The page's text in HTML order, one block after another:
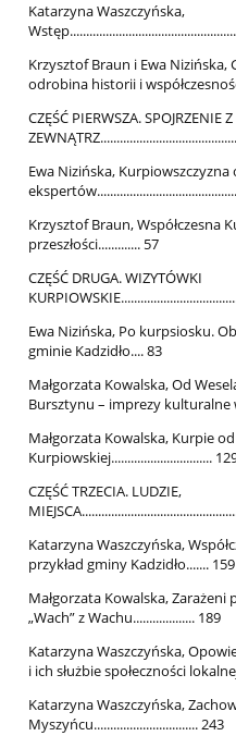
Katarzyna Waszczyńska,
Krzysztof Braun i Ewa Nizińska,
odrobina historii i
CZĘŚĆ PIERWSZA. SPOJRZENIE Z
Ewa Nizińska, Kurpiowszczyzna
Krzysztof Braun, Współczesna
przeszłości............. 57
CZĘŚĆ DRUGA. WIZYTÓWKI
Ewa Nizińska, Po kurpsiosku.
gminie Kadzidło.... 83
Małgorzata Kowalska, Od
Bursztynu – imprezy kulturalne
Małgorzata Kowalska, Kurpie
Kurpiowskiej...............................
CZĘŚĆ TRZECIA. LUDZIE,
Katarzyna Waszczyńska,
przykład gminy Kadzidło....... 159
Małgorzata Kowalska, Zarażeni
„Wach” z Wachu................... 189
Katarzyna Waszczyńska,
i ich służbie społeczności
Katarzyna Waszczyńska,
Myszyńcu................................ 243